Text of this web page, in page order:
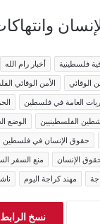
فلسطينية أخبار رام الله
الوقائي الأمن الوقائي
العامة في فلسطين
الفلسطينيين الوضع
حقوق الإنسان في فلسطين
الإنسان منع السفر
مهند كراجة اليوم
نسخ الرابط